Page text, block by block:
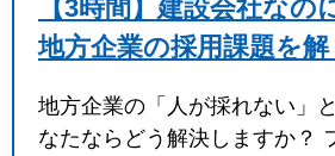
【3時間】建設会社なの
地方企業の採用課題を
地方企業の「人が採れない」
なたならどう解決しますか？